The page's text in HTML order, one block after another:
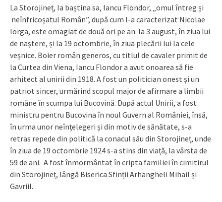
La Storojineț, la baștina sa, Iancu Flondor, „omul întreg și
neînfricoșatul Român”, după cum l-a caracterizat Nicolae
Iorga, este omagiat de două ori pe an: la 3 august, în ziua lui
de naștere, și la 19 octombrie, în ziua plecării lui la cele
veșnice. Boier român generos, cu titlul de cavaler primit de
la Curtea din Viena, Iancu Flondor a avut onoarea să fie
arhitect al unirii din 1918. A fost un politician onest și un
patriot sincer, urmărind scopul major de afirmare a limbii
române în scumpa lui Bucovină. După actul Unirii, a fost
ministru pentru Bucovina în noul Guvern al României, însă,
în urma unor neînțelegeri și din motiv de sănătate, s-a
retras repede din politică la conacul său din Storojineț, unde
în ziua de 19 octombrie 1924 s-a stins din viață, la vârsta de
59 de ani. A fost înmormântat în cripta familiei în cimitirul
din Storojineț, lângă Biserica Sfinții Arhangheli Mihail și
Gavriil.